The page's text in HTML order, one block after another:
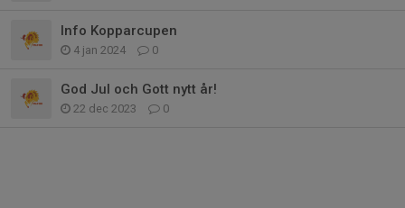
Info Kopparcupen
4 jan 2024 0
God Jul och Gott nytt år!
22 dec 2023 0